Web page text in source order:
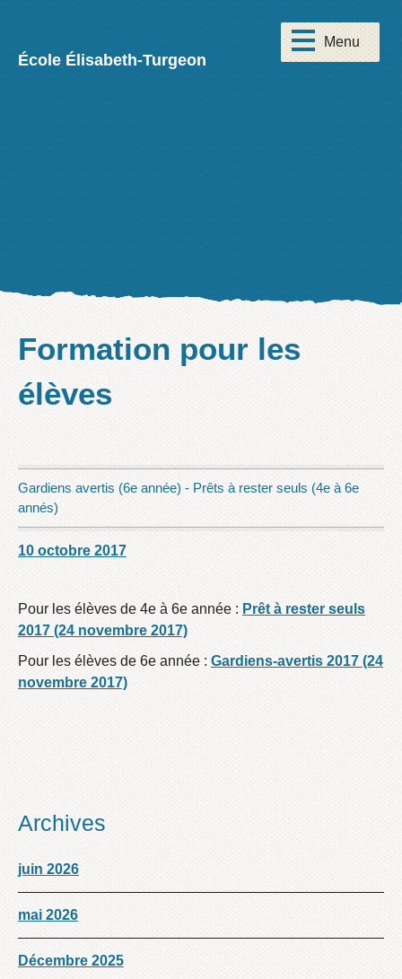
École Élisabeth-Turgeon
Formation pour les
élèves
Gardiens avertis (6e année) - Prêts à rester seuls (4e à 6e
annés)
10 octobre 2017
Pour les élèves de 4e à 6e année : Prêt à rester seuls
2017 (24 novembre 2017)
Pour les élèves de 6e année : Gardiens-avertis 2017 (24
novembre 2017)
Archives
juin 2026
mai 2026
Décembre 2025